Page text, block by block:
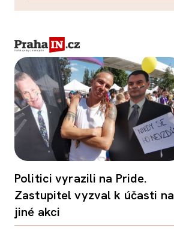
Politici vyrazili na Pride.
Zastupitel vyzval k účasti na
jiné akci